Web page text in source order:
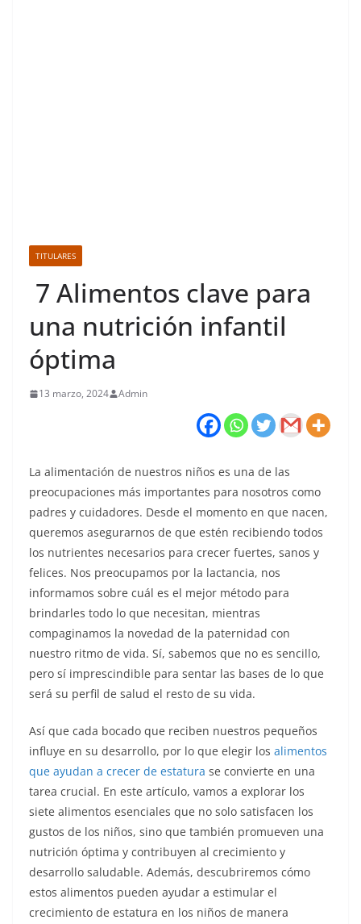
TITULARES
7 Alimentos clave para
una nutrición infantil
óptima
13 marzo, 2024 Admin
La alimentación de nuestros niños es una de las
preocupaciones más importantes para nosotros como
padres y cuidadores. Desde el momento en que nacen,
queremos asegurarnos de que estén recibiendo todos
los nutrientes necesarios para crecer fuertes, sanos y
felices. Nos preocupamos por la lactancia, nos
informamos sobre cuál es el mejor método para
brindarles todo lo que necesitan, mientras
compaginamos la novedad de la paternidad con
nuestro ritmo de vida. Sí, sabemos que no es sencillo,
pero sí imprescindible para sentar las bases de lo que
será su perfil de salud el resto de su vida.
Así que cada bocado que reciben nuestros pequeños
influye en su desarrollo, por lo que elegir los alimentos
que ayudan a crecer de estatura se convierte en una
tarea crucial. En este artículo, vamos a explorar los
siete alimentos esenciales que no solo satisfacen los
gustos de los niños, sino que también promueven una
nutrición óptima y contribuyen al crecimiento y
desarrollo saludable. Además, descubriremos cómo
estos alimentos pueden ayudar a estimular el
crecimiento de estatura en los niños de manera